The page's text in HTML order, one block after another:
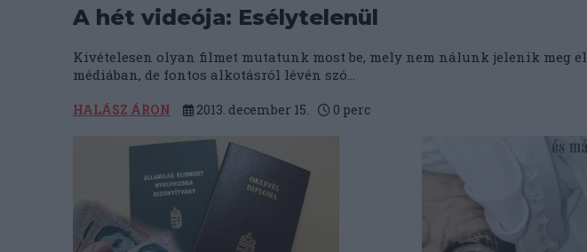
A hét videója: Esélytelenül
Kivételesen olyan filmet mutatunk most be, mely nem nálunk jelenik meg
médiában, de fontos alkotásról lévén szó...
HALÁSZ ÁRON 2013. december 15. 0 perc